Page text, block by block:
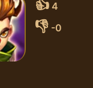
👍 4
👎 -0